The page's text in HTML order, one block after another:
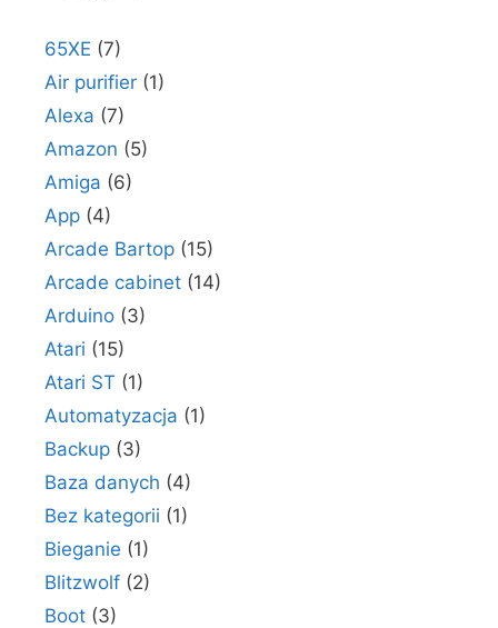
65XE (7)
Air purifier (1)
Alexa (7)
Amazon (5)
Amiga (6)
App (4)
Arcade Bartop (15)
Arcade cabinet (14)
Arduino (3)
Atari (15)
Atari ST (1)
Automatyzacja (1)
Backup (3)
Baza danych (4)
Bez kategorii (1)
Bieganie (1)
Blitzwolf (2)
Boot (3)